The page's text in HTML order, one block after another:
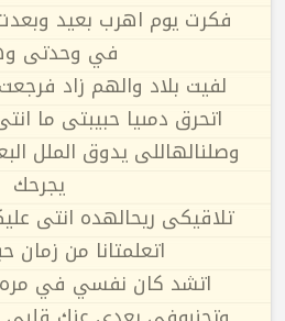
فكرت يوم اهرب بعيد
في وحدتى
لفيت بلاد والهم زاد
اتحرق دمىيا حبيبتى ما
وصلنالهاللى يدوق الملل
يجرحك
تلاقيكى ريحالهده انتى
اتعلمتانا من زمان
اتشد كان نفسي في